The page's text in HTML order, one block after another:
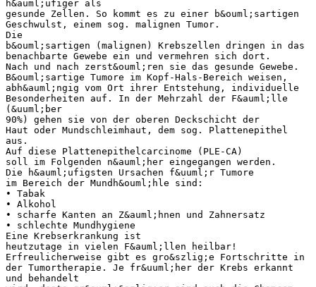
h&auml;ufiger als
gesunde Zellen. So kommt es zu einer b&ouml;sartigen
Geschwulst, einem sog. malignen Tumor.
Die
b&ouml;sartigen (malignen) Krebszellen dringen in das
benachbarte Gewebe ein und vermehren sich dort.
Nach und nach zerst&ouml;ren sie das gesunde Gewebe.
B&ouml;sartige Tumore im Kopf-Hals-Bereich weisen,
abh&auml;ngig vom Ort ihrer Entstehung, individuelle
Besonderheiten auf. In der Mehrzahl der F&auml;lle
(&uuml;ber
90%) gehen sie von der oberen Deckschicht der
Haut oder Mundschleimhaut, dem sog. Plattenepithel
aus.
Auf diese Plattenepithelcarcinome (PLE-CA)
soll im Folgenden n&auml;her eingegangen werden.
Die h&auml;ufigsten Ursachen f&uuml;r Tumore
im Bereich der Mundh&ouml;hle sind:
• Tabak
• Alkohol
• scharfe Kanten an Z&auml;hnen und Zahnersatz
• schlechte Mundhygiene
Eine Krebserkrankung ist
heutzutage in vielen F&auml;llen heilbar!
Erfreulicherweise gibt es gro&szlig;e Fortschritte in
der Tumortherapie. Je fr&uuml;her der Krebs erkannt
und behandelt